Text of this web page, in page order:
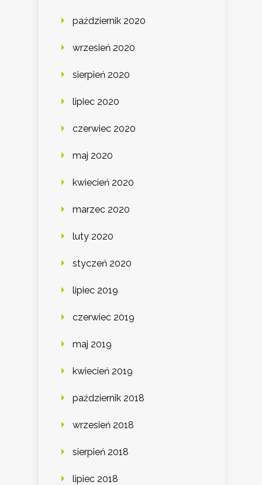
październik 2020
wrzesień 2020
sierpień 2020
lipiec 2020
czerwiec 2020
maj 2020
kwiecień 2020
marzec 2020
luty 2020
styczeń 2020
lipiec 2019
czerwiec 2019
maj 2019
kwiecień 2019
październik 2018
wrzesień 2018
sierpień 2018
lipiec 2018